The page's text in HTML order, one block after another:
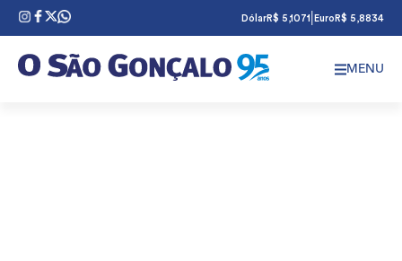
DólarR$ 5,1071 Euro R$ 5,8834
MENU